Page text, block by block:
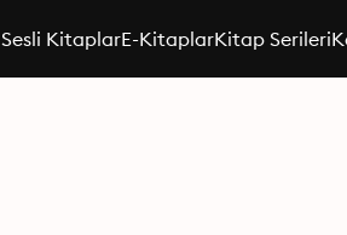
Sesli KitaplarE-KitaplarKitap Serileri